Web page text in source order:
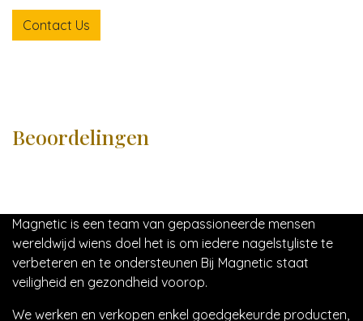
Contact Us
Beoordelingen
Magnetic is een team van gepassioneerde mensen
wereldwijd wiens doel het is om iedere nagelstyliste te
verbeteren en te ondersteunen Bij Magnetic staat
veiligheid en gezondheid voorop.
We werken en verkopen enkel goedgekeurde producten,